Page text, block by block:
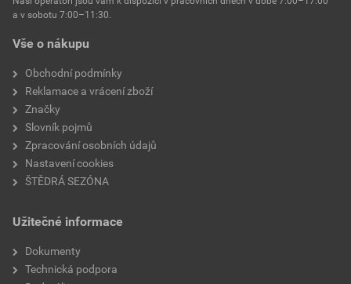
Environmentální prohlášení výrobku
Stáhnout
Velikost
teplota zpracování
hmotnost
typ výrobku
faktor difuzního odporu
materiálová báze
Vše o nákupu
Obchodní podmínky
Reklamace a vrácení zboží
Značky
Slovník pojmů
Zpracování osobních údajů
Nastavení cookies
ŠTĚDRÁ SEZÓNA
Užitečné informace
Dokumenty
Technická podpora
a v sobotu 7:00–11:30.